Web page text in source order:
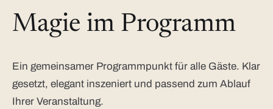
Magie im Programm
Ein gemeinsamer Programmpunkt für alle Gäste. Klar
gesetzt, elegant inszeniert und passend zum Ablauf
Ihrer Veranstaltung.